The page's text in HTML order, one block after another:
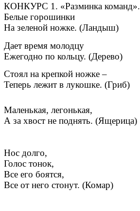
КОНКУРС 1. «Разминка команд».
Белые горошинки
На зеленой ножке. (Ландыш)
Дает время молодцу
Ежегодно по кольцу. (Дерево)
Стоял на крепкой ножке –
Теперь лежит в лукошке. (Гриб)
Маленькая, легонькая,
А за хвост не поднять. (Ящерица)
Нос долго,
Голос тонок,
Все его боятся,
Все от него стонут. (Комар)